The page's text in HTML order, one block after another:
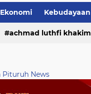
Ekonomi Kebudayaan
achmad luthfi khakim